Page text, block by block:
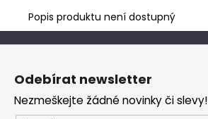
Popis produktu není dostupný
Z
Odebírat newsletter
Nezmeškejte žádné novinky či slevy!